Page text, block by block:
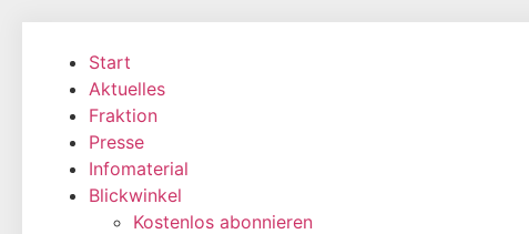
wechseln
Start
Aktuelles
Fraktion
Presse
Infomaterial
Blickwinkel
Kostenlos abonnieren